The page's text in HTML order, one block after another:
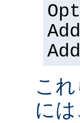
こ
には